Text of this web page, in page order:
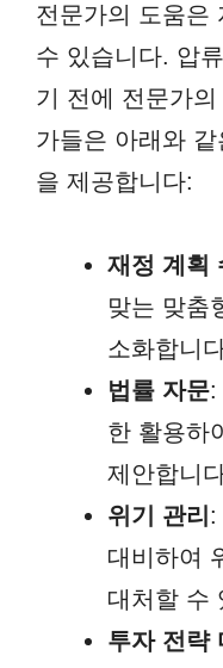
전문가의 도움은
수 있습니다. 압
기 전에 전문가
가들은 아래와
을 제공합니다:
재정 계획
맞는 맞춤
소화합니
법률 자문:
한 활용하
제안합니
위기 관리 :
대비하여
대처할 수
투자 전략